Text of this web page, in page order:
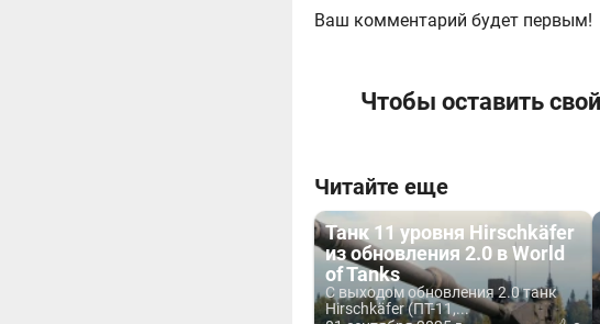
Ваш комментарий будет первым!
Чтобы оставить
Читайте еще
Танк 11 уровня Hirschkäfer
из обновления 2.0 в World
of Tanks
С выходом обновления 2.0 танк
Hirschkäfer (ПТ-11,...